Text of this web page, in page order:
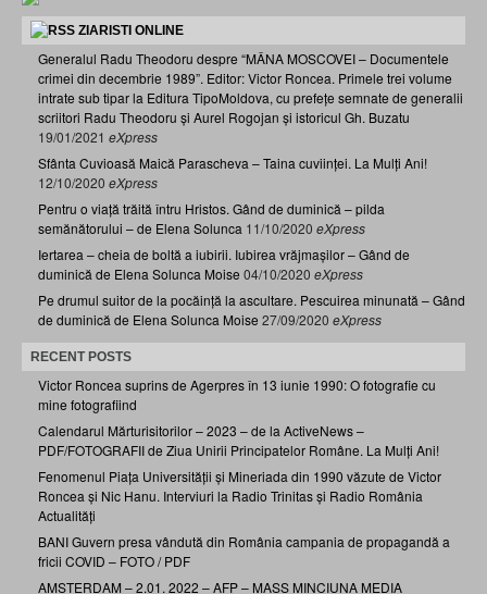
ZIARISTI ONLINE
Generalul Radu Theodoru despre “MÂNA MOSCOVEI – Documentele
crimei din decembrie 1989”. Editor: Victor Roncea. Primele trei volume
intrate sub tipar la Editura TipoMoldova, cu prefețe semnate de generalii
scriitori Radu Theodoru și Aurel Rogojan și istoricul Gh. Buzatu
19/01/2021 eXpress
Sfânta Cuvioasă Maică Parascheva – Taina cuviinței. La Mulți Ani!
12/10/2020 eXpress
Pentru o viață trăită întru Hristos. Gând de duminică – pilda
semănătorului – de Elena Solunca 11/10/2020 eXpress
Iertarea – cheia de boltă a iubirii. Iubirea vrăjmașilor – Gând de
duminică de Elena Solunca Moise 04/10/2020 eXpress
Pe drumul suitor de la pocăință la ascultare. Pescuirea minunată – Gând
de duminică de Elena Solunca Moise 27/09/2020 eXpress
RECENT POSTS
Victor Roncea suprins de Agerpres în 13 iunie 1990: O fotografie cu
mine fotografiind
Calendarul Mărturisitorilor – 2023 – de la ActiveNews –
PDF/FOTOGRAFII de Ziua Unirii Principatelor Române. La Mulți Ani!
Fenomenul Piața Universității și Mineriada din 1990 văzute de Victor
Roncea și Nic Hanu. Interviuri la Radio Trinitas și Radio România
Actualități
BANI Guvern presa vândută din România campania de propagandă a
fricii COVID – FOTO / PDF
AMSTERDAM – 2.01. 2022 – AFP – MASS MINCIUNA MEDIA